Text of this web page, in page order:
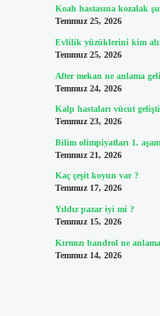
Koah hastasına kozalak
Temmuz 25, 2026
Evlilik yüzüklerini kim
Temmuz 25, 2026
After mekan ne anlama
Temmuz 24, 2026
Kalp hastaları vücut
Temmuz 23, 2026
Bilim olimpiyatları 1.
Temmuz 21, 2026
Kaç çeşit koyun var ?
Temmuz 17, 2026
Yıldız pazar iyi mi ?
Temmuz 15, 2026
Kırmızı bandrol ne
Temmuz 14, 2026